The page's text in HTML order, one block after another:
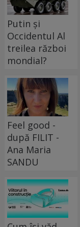
Putin și
Occidentul Al
treilea război
mondial?
Feel good -
după FILIT -
Ana Maria
SANDU